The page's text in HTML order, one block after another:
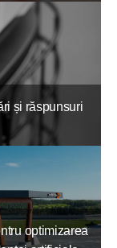
și răspunsuri
optimizarea